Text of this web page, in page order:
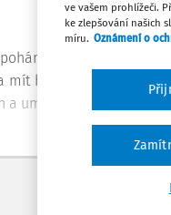
svůj učební
ho pod kontrolou.
umí pracovat s vlastní
Máte
ve vašem prohlížeči.
ke zlepšování našich
míru. Oznámení o